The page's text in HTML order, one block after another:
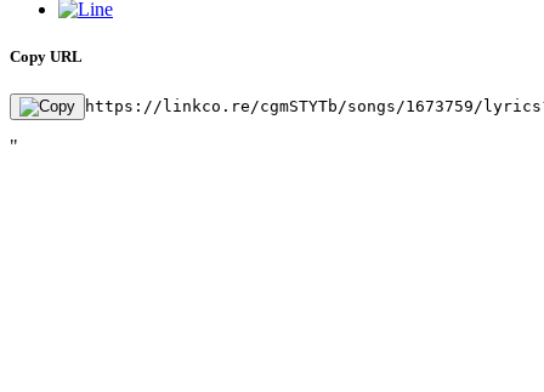
Copy URL
https://linkco.re/cgmSTYTb/songs/1673759/
"